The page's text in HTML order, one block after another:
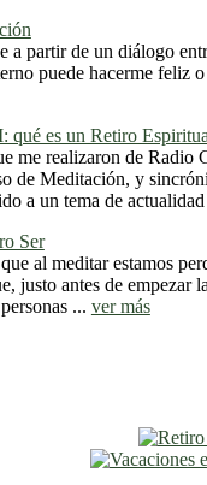
a partir de un diálogo
puede hacerme
qué es un Retiro
me realizaron de
de Meditación, y
a un tema de
Ser
al meditar estamos
justo antes de
... ver más